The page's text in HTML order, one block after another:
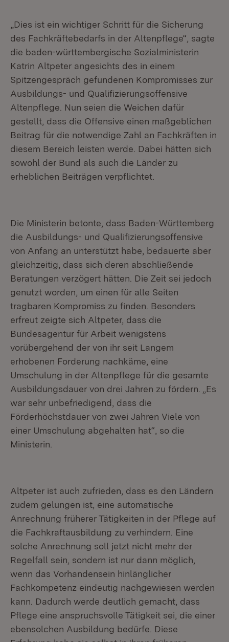
„Dies ist ein wichtiger Schritt für die Sicherung
des Fachkräftebedarfs in der Altenpflege“, sagte
die baden-württembergische Sozialministerin
Katrin Altpeter angesichts des in einem
Spitzengespräch gefundenen Kompromisses zur
Ausbildungs- und Qualifizierungsoffensive
Altenpflege. Nun seien die Weichen dafür
gestellt, dass die Offensive einen maßgeblichen
Beitrag für die notwendige Zahl an Fachkräften in
diesem Bereich leisten werde. Dabei hätten sich
sowohl der Bund als auch die Länder zu
erheblichen Beiträgen verpflichtet.
Die Ministerin betonte, dass Baden-Württemberg
die Ausbildungs- und Qualifizierungsoffensive
von Anfang an unterstützt habe, bedauerte aber
gleichzeitig, dass sich deren abschließende
Beratungen verzögert hätten. Die Zeit sei jedoch
genutzt worden, um einen für alle Seiten
tragbaren Kompromiss zu finden. Besonders
erfreut zeigte sich Altpeter, dass die
Bundesagentur für Arbeit wenigstens
vorübergehend der von ihr seit Langem
erhobenen Forderung nachkäme, eine
Umschulung in der Altenpflege für die gesamte
Ausbildungsdauer von drei Jahren zu fördern. „Es
war sehr unbefriedigend, dass die
Förderhöchstdauer von zwei Jahren Viele von
einer Umschulung abgehalten hat“, so die
Ministerin.
Altpeter ist auch zufrieden, dass es den Ländern
zudem gelungen ist, eine automatische
Anrechnung früherer Tätigkeiten in der Pflege auf
die Fachkraftausbildung zu verhindern. Eine
solche Anrechnung soll jetzt nicht mehr der
Regelfall sein, sondern ist nur dann möglich,
wenn das Vorhandensein hinlänglicher
Fachkompetenz eindeutig nachgewiesen werden
kann. Dadurch werde deutlich gemacht, dass
Pflege eine anspruchsvolle Tätigkeit sei, die einer
ebensolchen Ausbildung bedürfe. Diese